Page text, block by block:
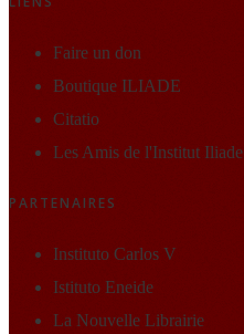
Faire un don
Boutique ILIADE
Citatio
Les Amis de l'Institut Iliade
PARTENAIRES
Instituto Carlos V
Istituto Eneide
La Nouvelle Librairie